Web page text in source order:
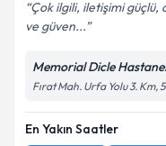
Çok ilgili, iletişimi güçlü,
ve güven...
Memorial Dicle
Fırat Mah. Urfa Yolu 3. Km,
En Yakın Saatler